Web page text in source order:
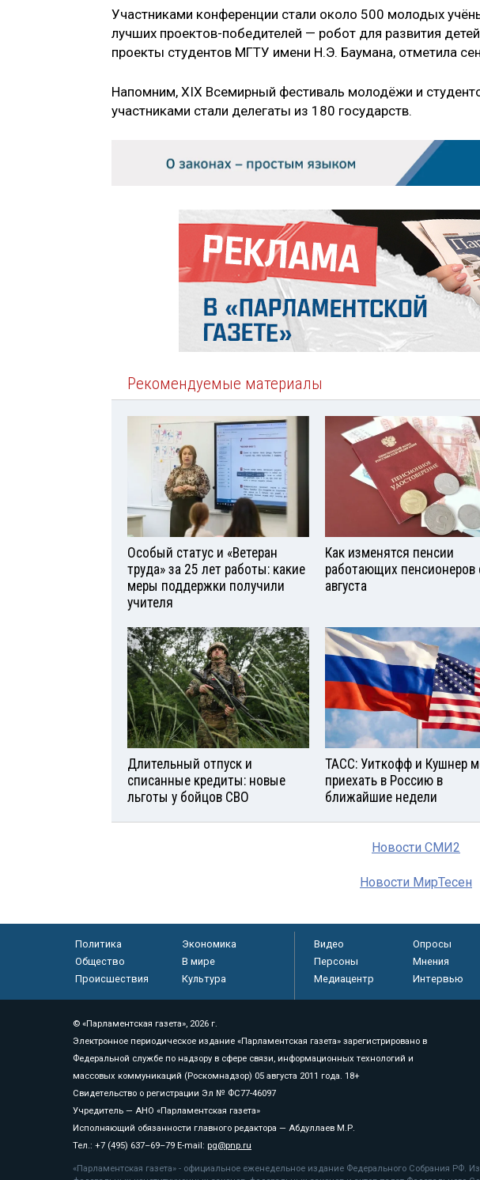
Участниками конференции стали около 500 молодых
лучших проектов-победителей — робот для развития
проекты студентов МГТУ имени Н.Э. Баумана, отметила
Напомним, XIX Всемирный фестиваль молодёжи и
участниками стали делегаты из 180 государств.
Рекомендуемые материалы
Особый статус и «Ветеран
труда» за 25 лет работы: какие
меры поддержки получили
учителя
Как изменятся пенсии
работающих пенсионеров
августа
Длительный отпуск и
списанные кредиты: новые
льготы у бойцов СВО
ТАСС: Уиткофф и Кушнер
приехать в Россию в
ближайшие недели
Новости СМИ2
Новости МирТесен
Политика
Экономика
Общество
В мире
Происшествия
Культура
Видео Опросы
Персоны
Мнения
Медиацентр
Интервью
© «Парламентская газета», 2026 г.
Электронное периодическое издание «Парламентская газета» зарегистрировано в
Федеральной службе по надзору в сфере связи, информационных технологий и
массовых коммуникаций (Роскомнадзор) 05 августа 2011 года. 18+
Свидетельство о регистрации Эл № ФС77-46097
Учредитель — АНО «Парламентская газета»
Исполняющий обязанности главного редактора — Абдуллаев М.Р.
Тел.: +7 (495) 637–69–79 E-mail: pg@pnp.ru
«Парламентская газета» - официальное еженедельное издание Федерального Собрания РФ.